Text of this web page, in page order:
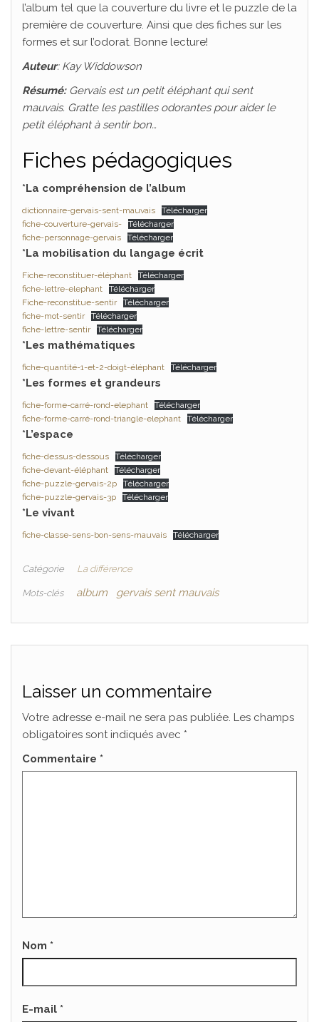
l’album tel que la couverture du livre et le puzzle de la
première de couverture. Ainsi que des fiches sur les
formes et sur l’odorat. Bonne lecture!
Auteur: Kay Widdowson
Résumé:Gervais est un petit éléphant qui sent
mauvais. Gratte les pastilles odorantes pour aider le
petit éléphant à sentir bon…
Fiches pédagogiques
*La compréhension de l’album
dictionnaire-gervais-sent-mauvais
Télécharger
fiche-couverture-gervais-
Télécharger
fiche-personnage-gervais
Télécharger
*La mobilisation du langage écrit
Fiche-reconstituer-éléphant
Télécharger
fiche-lettre-elephant
Télécharger
Fiche-reconstitue-sentir
Télécharger
fiche-mot-sentir
Télécharger
fiche-lettre-sentir
Télécharger
*Les mathématiques
fiche-quantité-1-et-2-doigt-éléphant Télécharger
*Les formes et grandeurs
fiche-forme-carré-rond-elephant
Télécharger
fiche-forme-carré-rond-triangle-elephant
Télécharger
*L’espace
fiche-dessus-dessous
Télécharger
fiche-devant-éléphant
Télécharger
fiche-puzzle-gervais-2p
Télécharger
fiche-puzzle-gervais-3p
Télécharger
*Le vivant
fiche-classe-sens-bon-sens-mauvais Télécharger
Catégorie La différence
Mots-clés album gervais sent mauvais
Laisser un commentaire
Votre adresse e-mail ne sera pas publiée. Les champs
obligatoires sont indiqués avec *
Commentaire *
Nom *
E-mail *